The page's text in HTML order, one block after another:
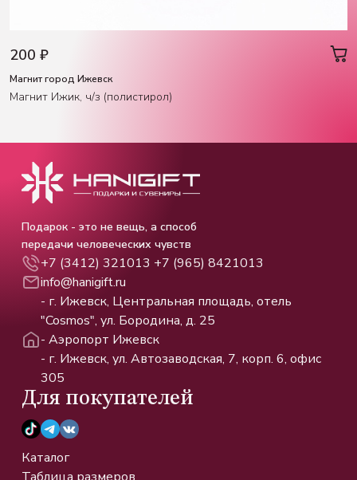
200 ₽
Магнит город Ижевск
Магнит Ижик, ч/з (полистирол)
Подарок - это не вещь, а способ
передачи человеческих чувств
+7 (3412) 321013 +7 (965) 8421013
info@hanigift.ru
- г. Ижевск, Центральная площадь, отель
"Cosmos", ул. Бородина, д. 25
- Аэропорт Ижевск
- г. Ижевск, ул. Автозаводская, 7, корп. 6, офис
305
Для покупателей
Каталог